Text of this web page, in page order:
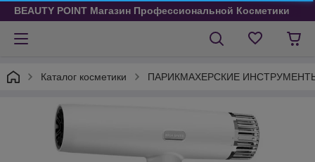
BEAUTY POINT Магазин Профессиональной Косметики
Каталог косметики ПАРИКМАХЕРСКИЕ